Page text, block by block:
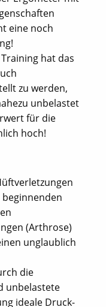
eine noch
hat das
zu werden,
unbelastet
für die
hoch!
(Arthrose)
unglaublich
die
unbelastete
ideale Druck-